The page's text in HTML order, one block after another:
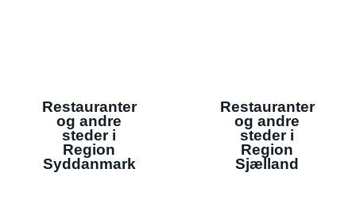
Restauranter
og andre
steder i
Region
Syddanmark
Restauranter
og andre
steder i
Region
Sjælland